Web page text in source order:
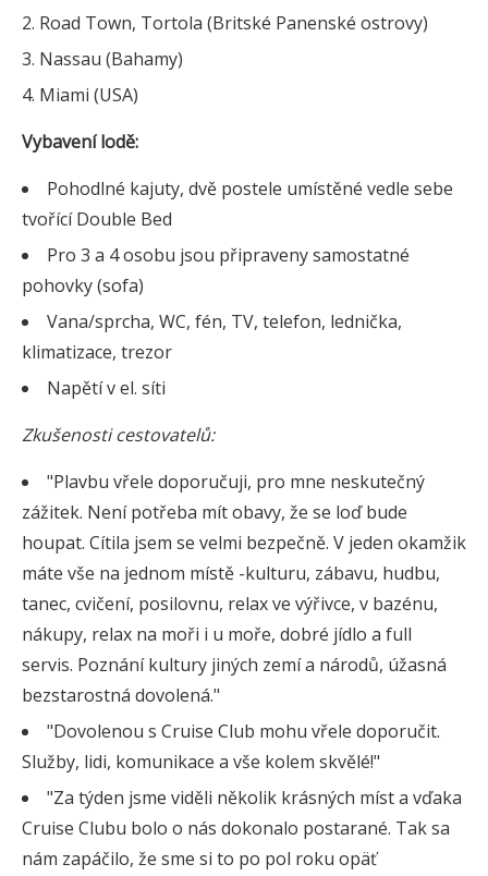
Road Town, Tortola (Britské Panenské ostrovy)
Nassau (Bahamy)
Miami (USA)
Vybavení lodě:
Pohodlné kajuty, dvě postele umístěné vedle sebe
tvořící Double Bed
Pro 3 a 4 osobu jsou připraveny samostatné
pohovky (sofa)
Vana/sprcha, WC, fén, TV, telefon, lednička,
klimatizace, trezor
Napětí v el. síti
Zkušenosti cestovatelů:
"Plavbu vřele doporučuji, pro mne neskutečný
zážitek. Není potřeba mít obavy, že se loď bude
houpat. Cítila jsem se velmi bezpečně. V jeden okamžik
máte vše na jednom místě -kulturu, zábavu, hudbu,
tanec, cvičení, posilovnu, relax ve výřivce, v bazénu,
nákupy, relax na moři i u moře, dobré jídlo a full
servis. Poznání kultury jiných zemí a národů, úžasná
bezstarostná dovolená."
"Dovolenou s Cruise Club mohu vřele doporučit.
Služby, lidi, komunikace a vše kolem skvělé!"
"Za týden jsme viděli několik krásných míst a vďaka
Cruise Clubu bolo o nás dokonalo postarané. Tak sa
nám zapáčilo, že sme si to po pol roku opäť